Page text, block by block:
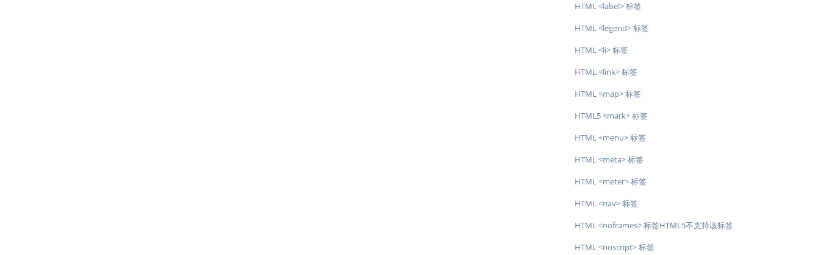
HTML <label> 标签
HTML <legend> 标签
HTML <li> 标签
HTML <link> 标签
HTML <map> 标签
HTML5 <mark> 标签
HTML <menu> 标签
HTML <meta> 标签
HTML <meter> 标签
HTML <nav> 标签
HTML <noframes> 标签HTML5不支持该标签
HTML <noscript> 标签